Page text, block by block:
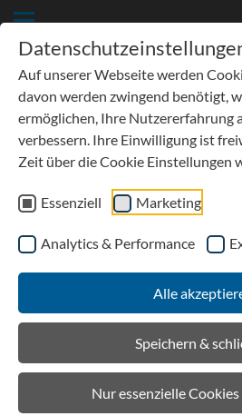
Auf unserer Webseite werden
davon werden zwingend benötigt,
ermöglichen, Ihre Nutzererfahrung
verbessern. Ihre Einwilligung ist
Zeit über die Cookie Einstellungen
Essenziell Marketing
Analytics & Performance
Alle
Speichern &
Nur essenzielle
TIEFBAU OHNE WHG
TIEFBAU MIT WHG